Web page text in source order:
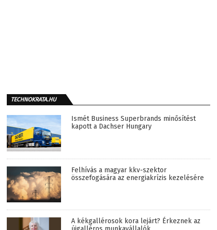
TECHNOKRATA.HU
Ismét Business Superbrands minősítést
kapott a Dachser Hungary
Felhívás a magyar kkv-szektor
összefogására az energiakrízis kezelésére
A kékgallérosok kora lejárt? Érkeznek az